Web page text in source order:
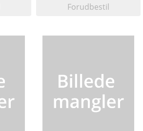
Forudbestil